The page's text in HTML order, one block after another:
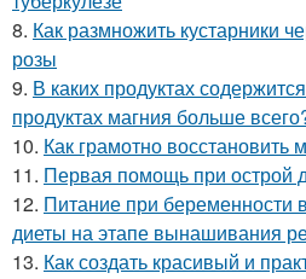
8. Как размножить кустарники
розы
9. В каких продуктах
продуктах магния больше
10. Как грамотно восстановить
11. Первая помощь при острой
12. Питание при беременности
диеты на этапе вынашивания
13. Как создать красивый и